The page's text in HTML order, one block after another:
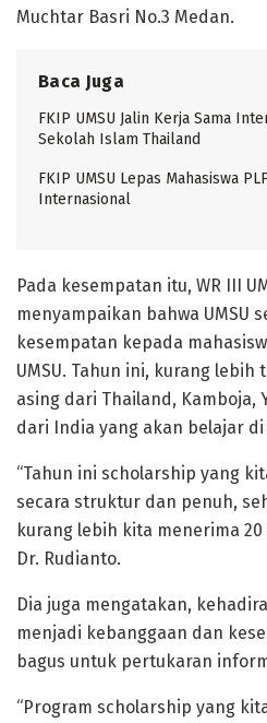
Muchtar Basri No.3 Medan.
Baca Juga
FKIP UMSU Jalin Kerja Sama
Sekolah Islam Thailand
FKIP UMSU Lepas Mahasiswa
Internasional
Pada kesempatan itu, WR III
menyampaikan bahwa UMSU
kesempatan kepada
UMSU. Tahun ini, kurang lebih
asing dari Thailand, Kamboja,
dari India yang akan belajar di
“Tahun ini scholarship yang
secara struktur dan penuh,
kurang lebih kita menerima 20
Dr. Rudianto.
Dia juga mengatakan,
menjadi kebanggaan dan
bagus untuk pertukaran
“Program scholarship yang